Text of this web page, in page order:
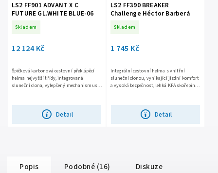
LS2 FF901 ADVANT X C
FUTURE GL.WHITE BLUE-06
Skladem
12 124 Kč
Detail
Špičková karbonová cestovní překlápěcí
helma nejvyšší třídy, integrovaná
sluneční clona, vylepšený mechanismus
LS2 FF390 BREAKER
Challenge Héctor Barberá
Skladem
1 745 Kč
Detail
Integrální cestovní helma s vnitřní
sluneční clonou, vynikající jízdní komfort
a vysoká bezpečnost, lehká KPA skořepina,
Popis Podobné (16) Diskuze